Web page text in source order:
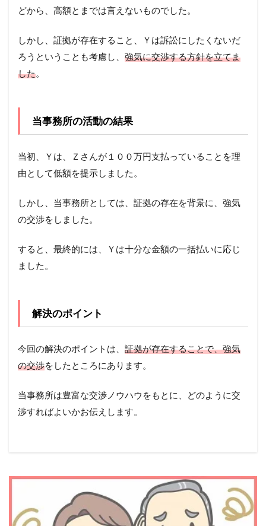
どから、高額とまでは言えないものでした。
しかし、証拠が存在すること、Ｙは訴訟にしたくないだ
ろうということも考慮し、 強気に交渉する方針を立てま
した。
当事務所の活動の結果
当初、Ｙは、Ｚさんが１００万円支払っていることを理
由として低額を提示しました。
しかし、当事務所としては、証拠の存在を背景に、強気
の交渉をしました。
すると、最終的には、Ｙは十分な金額の一括払いに応じ
ました。
解決のポイント
今回の解決のポイントは、 証拠が存在することで、強気
の交渉をしたところにあります。
当事務所は豊富な交渉ノウハウをもとに、どのように交
渉すればよいかお伝えします。